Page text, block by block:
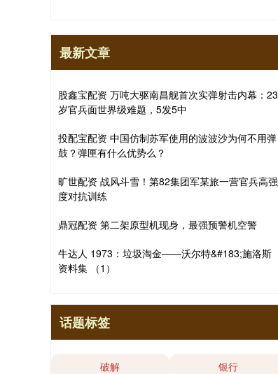
最新文章
股鑫宝配资 万吨大驱南昌舰首次实弹射击内幕：23
岁官兵面世界级难题，5发5中
投配宝配资 中国仿制苏军使用的波波沙为何不用弹
鼓？弹匣有什么优势么？
旷世配资 战风斗雪！第82集团军某旅一营官兵高强
度对抗训练
鼎冠配资 第二架原型机现身，最强预警机空警
牛达人 1973：垃圾淘金——沃尔特&#183;施洛斯
资料集 （1）
话题标签
破解 银行